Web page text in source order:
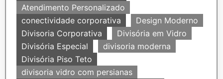
Atendimento Personalizado
conectividade corporativa
Design Moderno
Divisoria Corporativa
Divisória em Vidro
Divisória Especial
divisoria moderna
Divisória Piso Teto
divisoria vidro com persianas